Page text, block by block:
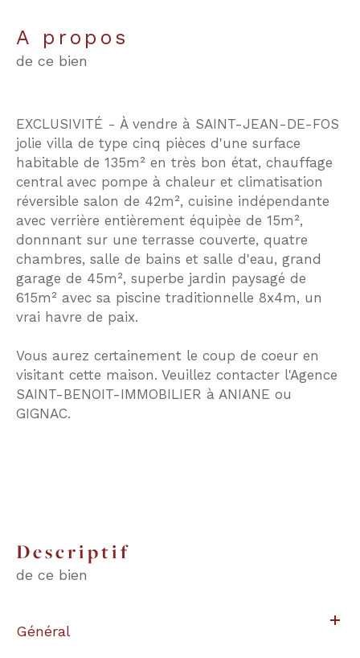
a propos
de ce bien
EXCLUSIVITÉ - À vendre à SAINT-JEAN-DE-FOS
jolie villa de type cinq pièces d'une surface
habitable de 135m² en très bon état, chauffage
central avec pompe à chaleur et climatisation
réversible salon de 42m², cuisine indépendante
avec verrière entièrement équipèe de 15m²,
donnnant sur une terrasse couverte, quatre
chambres, salle de bains et salle d'eau, grand
garage de 45m², superbe jardin paysagé de
615m² avec sa piscine traditionnelle 8x4m, un
vrai havre de paix.
Vous aurez certainement le coup de coeur en
visitant cette maison. Veuillez contacter l'Agence
SAINT-BENOIT-IMMOBILIER à ANIANE ou
GIGNAC.
descriptif
de ce bien
Général